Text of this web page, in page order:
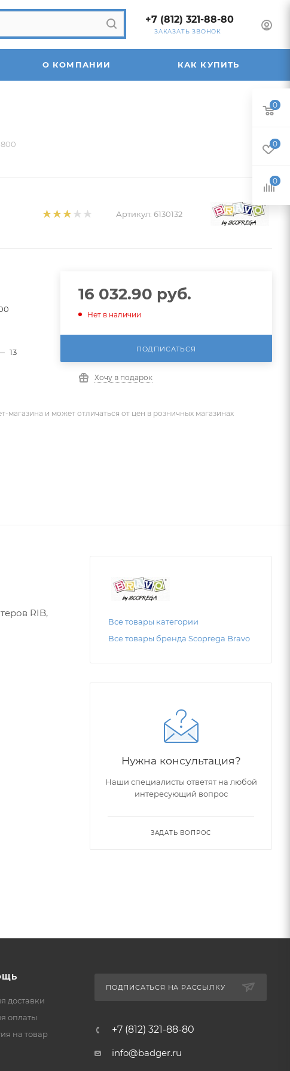
+7 (812) 321-88-80
ЗАКАЗАТЬ ЗВОНОК
О КОМПАНИИ КАК КУПИТЬ
Артикул: 6130132
13
16 032.90 руб.
Нет в наличии
ПОДПИСАТЬСЯ
Хочу в подарок
магазина и может отличаться от цен в розничных магазинах
RIB,
Все товары категории
Все товары бренда Scоprega Bravo
Нужна консультация?
Наши специалисты ответят на любой
интересующий вопрос
ЗАДАТЬ ВОПРОС
доставки
оплаты
на товар
ПОДПИСАТЬСЯ НА РАССЫЛКУ
+7 (812) 321-88-80
info@badger.ru
0
0
0